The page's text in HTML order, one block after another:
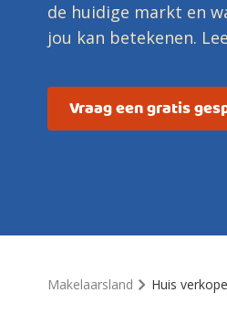
de huidige markt en
jou kan betekenen.
Vraag een gratis
Makelaarsland Huis